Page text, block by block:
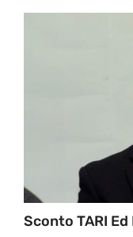
Sconto TARI